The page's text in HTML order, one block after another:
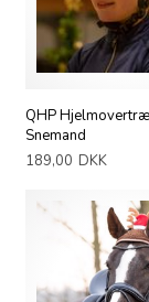
QHP
Snemand
189,00 DKK